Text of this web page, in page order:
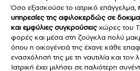
Όσο εξασκούσε το ιατρικό επάγγελμα,
υπηρεσίες της αφιλοκερδώς σε
και εμφύλιες συγκρούσειςχώρες του
φορές και μέσα στη ζούγκλα πολύ
όπου η οικογένειά της έχανε κάθε
ενασχόλησή της με τη ναυτιλία και
Ιατρική έχει μιλήσει σε παλιότερη